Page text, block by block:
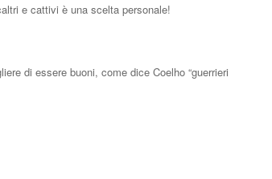
e cattivi è una scelta personale!
di essere buoni, come dice Coelho “guerrieri